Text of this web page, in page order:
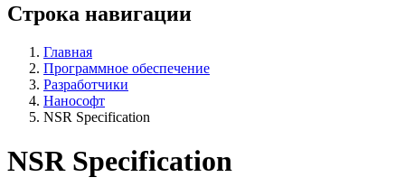
Строка навигации
Главная
Программное обеспечение
Разработчики
Нанософт
NSR Specification
NSR Specification